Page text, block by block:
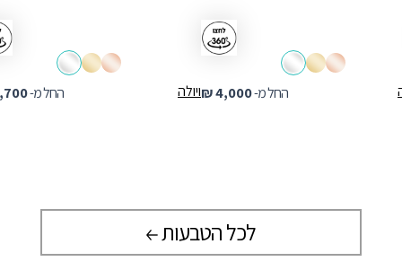
החל מ- ויולה החל מ- ₪4,000
לכל הטבעות